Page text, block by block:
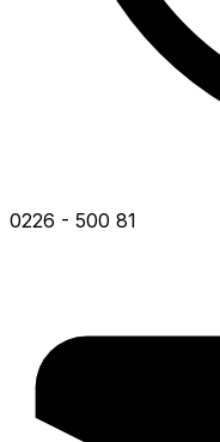
0226 - 500 81